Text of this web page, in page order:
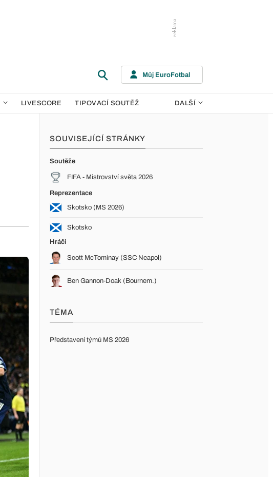
Můj EuroFotbal
LIVESCORE TIPOVACÍ SOUTĚŽ DALŠÍ
SOUVISEJÍCÍ STRÁNKY
Soutěže
FIFA - Mistrovství světa 2026
Reprezentace
Skotsko (MS 2026)
Skotsko
Hráči
Scott McTominay (SSC Neapol)
Ben Gannon-Doak (Bournem.)
TÉMA
Představení týmů MS 2026